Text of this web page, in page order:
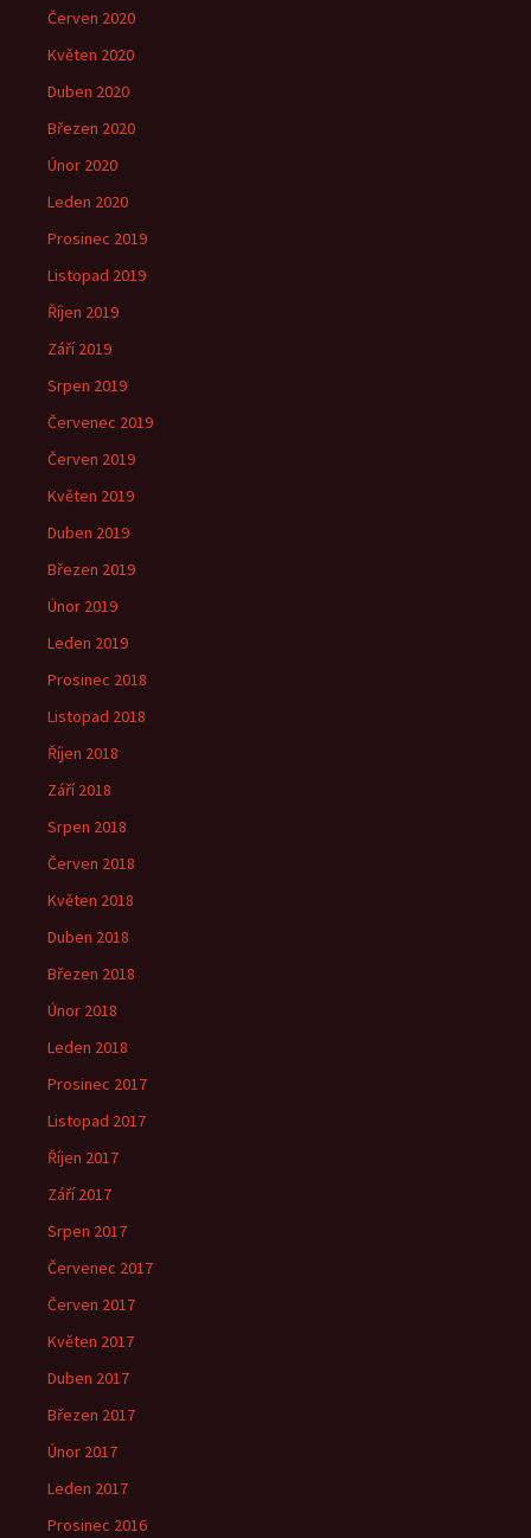
Červen 2020
Květen 2020
Duben 2020
Březen 2020
Únor 2020
Leden 2020
Prosinec 2019
Listopad 2019
Říjen 2019
Září 2019
Srpen 2019
Červenec 2019
Červen 2019
Květen 2019
Duben 2019
Březen 2019
Únor 2019
Leden 2019
Prosinec 2018
Listopad 2018
Říjen 2018
Září 2018
Srpen 2018
Červen 2018
Květen 2018
Duben 2018
Březen 2018
Únor 2018
Leden 2018
Prosinec 2017
Listopad 2017
Říjen 2017
Září 2017
Srpen 2017
Červenec 2017
Červen 2017
Květen 2017
Duben 2017
Březen 2017
Únor 2017
Leden 2017
Prosinec 2016